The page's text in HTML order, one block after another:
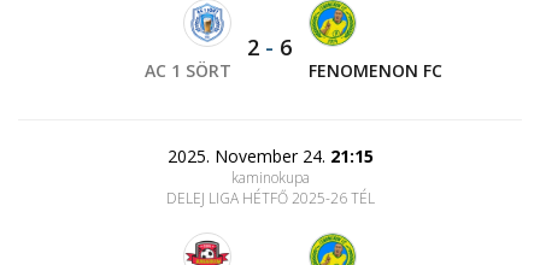
AC 1 SÖRT
2 - 6
FENOMENON FC
2025. November 24. 21:15
kaminokupa
DELEJ LIGA HÉTFŐ 2025-26 TÉL